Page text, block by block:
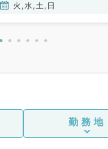
火,水,土,日
勤務地